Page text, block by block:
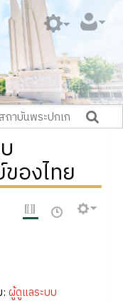
องไทย
ผู้ดูแลระบบ